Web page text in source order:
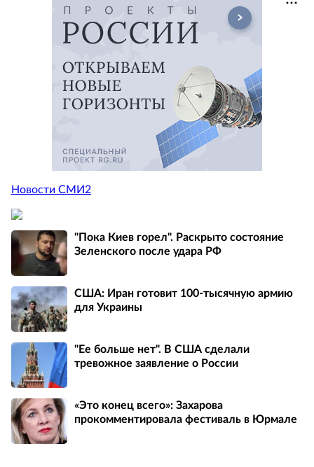
Новости СМИ2
"Пока Киев горел". Раскрыто состояние
Зеленского после удара РФ
США: Иран готовит 100-тысячную армию
для Украины
"Ее больше нет". В США сделали
тревожное заявление о России
«Это конец всего»: Захарова
прокомментировала фестиваль в Юрмале